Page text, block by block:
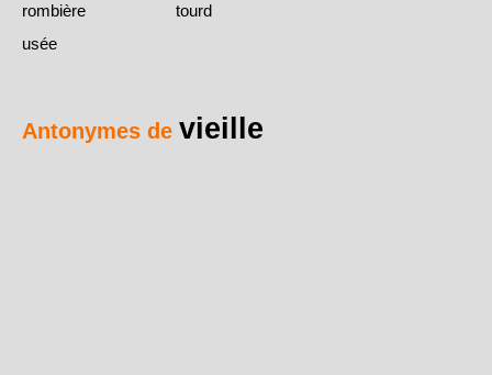
rombière
tourd
usée
Antonymes de vieille